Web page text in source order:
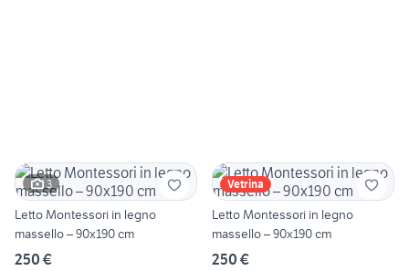
3
Letto Montessori in legno
massello – 90x190 cm
250 €
Vetrina
Letto Montessori in legno
massello – 90x190 cm
250 €